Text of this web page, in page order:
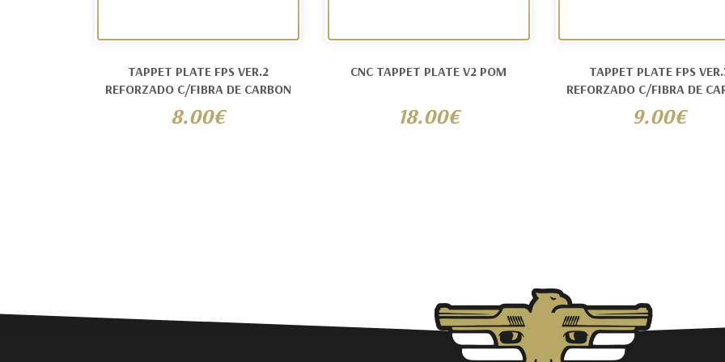
TAPPET PLATE FPS VER.2
REFORZADO C/FIBRA DE CARBON
8.00€
CNC TAPPET PLATE V2 POM
18.00€
TAPPET PLATE FPS
REFORZADO C/FIBRA DE
9.00€